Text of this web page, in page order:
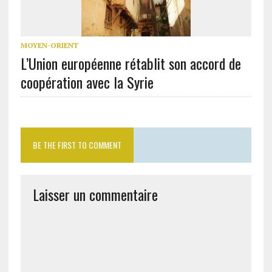
MOYEN-ORIENT
L’Union européenne rétablit son accord de
coopération avec la Syrie
BE THE FIRST TO COMMENT
Laisser un commentaire